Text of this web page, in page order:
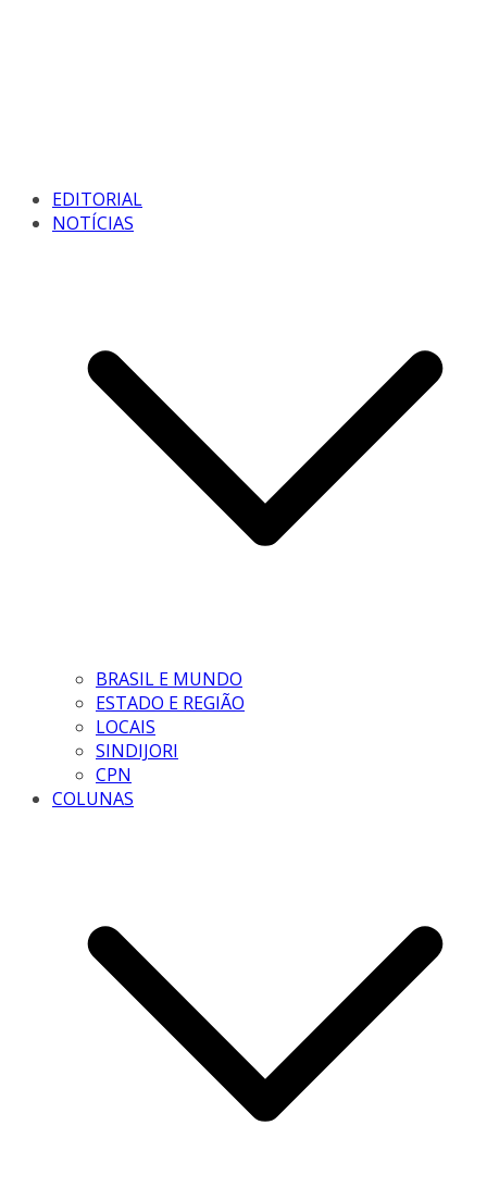
EDITORIAL
NOTÍCIAS
BRASIL E MUNDO
ESTADO E REGIÃO
LOCAIS
SINDIJORI
CPN
COLUNAS